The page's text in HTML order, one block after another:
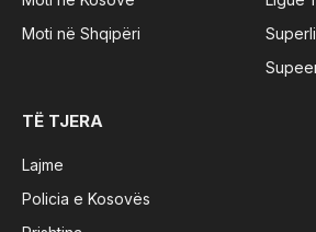
Moti në Shqipëri
TË TJERA
Lajme
Policia e Kosovës